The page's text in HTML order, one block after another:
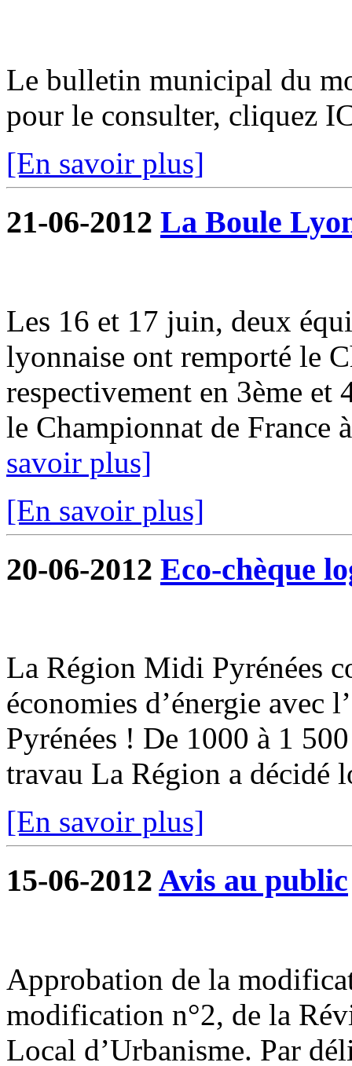
Le bulletin municipal du
pour le consulter, cliquez
[En savoir plus]
21-06-2012 La Boule
Les 16 et 17 juin, deux
lyonnaise ont remporté le
respectivement en 3ème
le Championnat de France
savoir plus]
[En savoir plus]
20-06-2012 Eco-chèque
La Région Midi Pyrénées
économies d’énergie avec
Pyrénées ! De 1000 à 1
travau La Région a décidé
[En savoir plus]
15-06-2012 Avis au public
Approbation de la
modification n°2, de la
Local d’Urbanisme. Par